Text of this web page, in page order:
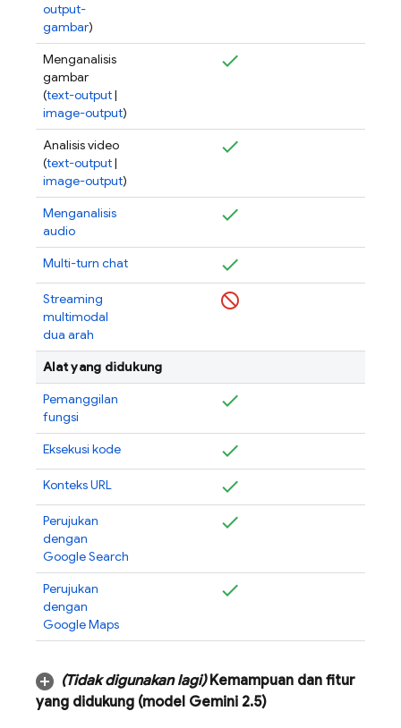
output-
gambar)
Menganalisis
gambar
(text-output|
image-output)
Analisis video
(text-output|
image-output)
Menganalisis
audio
Multi-turn chat
Streaming
multimodal
dua arah
Alat yang didukung
Pemanggilan
fungsi
Eksekusi kode
Konteks URL
Perujukan
dengan
Google Search
Perujukan
dengan
Google Maps
(Tidak digunakan lagi)Kemampuan dan fitur
yang didukung (model Gemini 2.5)